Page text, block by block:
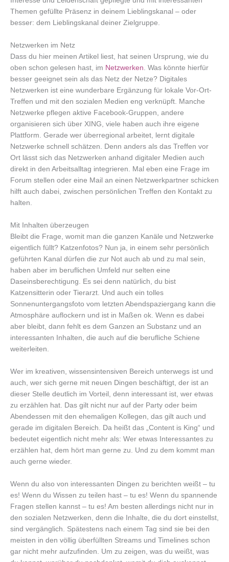
Themen gefüllte Präsenz in deinem Lieblingskanal – oder
besser: dem Lieblingskanal deiner Zielgruppe.
Netzwerken im Netz
Dass du hier meinen Artikel liest, hat seinen Ursprung, wie du
oben schon gelesen hast, im Netzwerken. Was könnte hierfür
besser geeignet sein als das Netz der Netze? Digitales
Netzwerken ist eine wunderbare Ergänzung für lokale Vor-Ort-
Treffen und mit den sozialen Medien eng verknüpft. Manche
Netzwerke pflegen aktive Facebook-Gruppen, andere
organisieren sich über XING, viele haben auch ihre eigene
Plattform. Gerade wer überregional arbeitet, lernt digitale
Netzwerke schnell schätzen. Denn anders als das Treffen vor
Ort lässt sich das Netzwerken anhand digitaler Medien auch
direkt in den Arbeitsalltag integrieren. Mal eben eine Frage im
Forum stellen oder eine Mail an einen Netzwerkpartner schicken
hilft auch dabei, zwischen persönlichen Treffen den Kontakt zu
halten.
Mit Inhalten überzeugen
Bleibt die Frage, womit man die ganzen Kanäle und Netzwerke
eigentlich füllt? Katzenfotos? Nun ja, in einem sehr persönlich
geführten Kanal dürfen die zur Not auch ab und zu mal sein,
haben aber im beruflichen Umfeld nur selten eine
Daseinsberechtigung. Es sei denn natürlich, du bist
Katzensitterin oder Tierarzt. Und auch ein tolles
Sonnenuntergangsfoto vom letzten Abendspaziergang kann die
Atmosphäre auflockern und ist in Maßen ok. Wenn es dabei
aber bleibt, dann fehlt es dem Ganzen an Substanz und an
interessanten Inhalten, die auch auf die berufliche Schiene
weiterleiten.
Wer im kreativen, wissensintensiven Bereich unterwegs ist und
auch, wer sich gerne mit neuen Dingen beschäftigt, der ist an
dieser Stelle deutlich im Vorteil, denn interessant ist, wer etwas
zu erzählen hat. Das gilt nicht nur auf der Party oder beim
Abendessen mit den ehemaligen Kollegen, das gilt auch und
gerade im digitalen Bereich. Da heißt das „Content is King“ und
bedeutet eigentlich nicht mehr als: Wer etwas Interessantes zu
erzählen hat, dem hört man gerne zu. Und zu dem kommt man
auch gerne wieder.
Wenn du also von interessanten Dingen zu berichten weißt – tu
es! Wenn du Wissen zu teilen hast – tu es! Wenn du spannende
Fragen stellen kannst – tu es! Am besten allerdings nicht nur in
den sozialen Netzwerken, denn die Inhalte, die du dort einstellst,
sind vergänglich. Spätestens nach einem Tag sind sie bei den
meisten in den völlig überfüllten Streams und Timelines schon
gar nicht mehr aufzufinden. Um zu zeigen, was du weißt, was